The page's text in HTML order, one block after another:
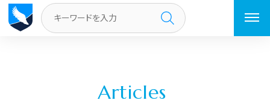
トップページ
Articles